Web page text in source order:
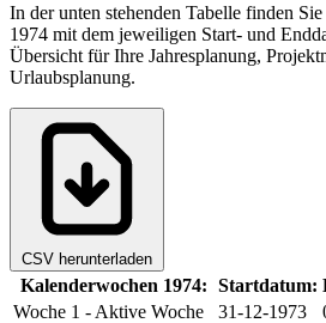
In der unten stehenden Tabelle finden
1974 mit dem jeweiligen Start- und
Übersicht für Ihre Jahresplanung,
Urlaubsplanung.
CSV herunterladen
Kalenderwochen 1974: Startdatum:
Woche 1 - Aktive Woche 31-12-1973